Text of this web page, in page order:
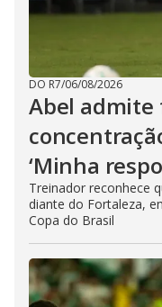
DO R7/06/08/2026
Abel admite
‘Minha
Treinador reconhece
diante do Fortaleza,
Copa do Brasil